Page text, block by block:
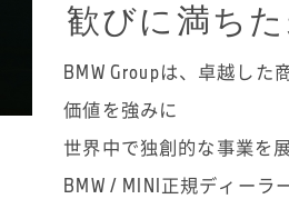
し、冊子にして後輩たちに
ステップアップを目指す楽
あり、自分の仕事への誇り
スター制度の良さだと思い
して最高峰であるMINIマイ
ることができます。まずは
シャンに昇格し、将来的に
クニシャンやMINIマイスタ
すね。かなり勉強しないと
つかは背中に「MINI
ーバーオールを着るのが目
歓びに満ちた
BMW Groupは、卓越した
価値を強みに
世界中で独創的な事業を展
BMW / MINI正規ディーラ